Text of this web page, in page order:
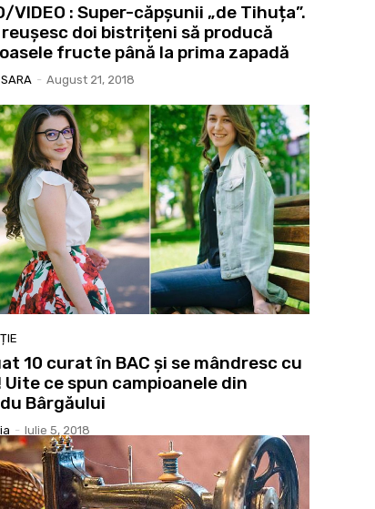
VIDEO : Super-căpșunii „de Tihuța”.
reușesc doi bistrițeni să producă
fructe până la prima zapadă
- August 21, 2018
10 curat în BAC și se mândresc cu
Uite ce spun campioanele din
Bârgăului
- Iulie 5, 2018